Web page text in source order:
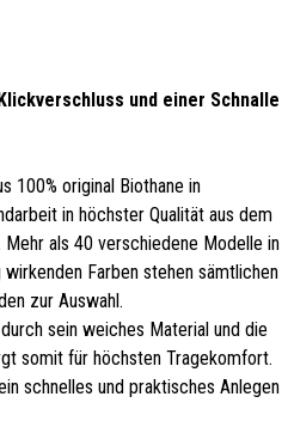
und einer Schnalle
100% original Biothane in
in höchster Qualität aus dem
als 40 verschiedene Modelle in
Farben stehen sämtlichen
zur Auswahl.
sein weiches Material und die
somit für höchsten Tragekomfort.
schnelles und praktisches Anlegen